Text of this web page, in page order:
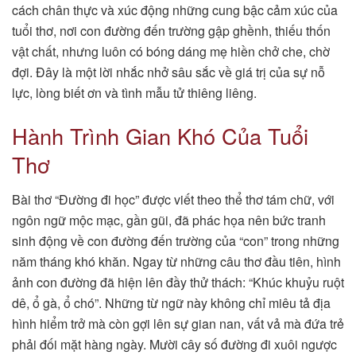
cách chân thực và xúc động những cung bậc cảm xúc của
tuổi thơ, nơi con đường đến trường gập ghềnh, thiếu thốn
vật chất, nhưng luôn có bóng dáng mẹ hiền chở che, chờ
đợi. Đây là một lời nhắc nhở sâu sắc về giá trị của sự nỗ
lực, lòng biết ơn và tình mẫu tử thiêng liêng.
Hành Trình Gian Khó Của Tuổi
Thơ
Bài thơ “Đường đi học” được viết theo thể thơ tám chữ, với
ngôn ngữ mộc mạc, gần gũi, đã phác họa nên bức tranh
sinh động về con đường đến trường của “con” trong những
năm tháng khó khăn. Ngay từ những câu thơ đầu tiên, hình
ảnh con đường đã hiện lên đầy thử thách: “Khúc khuỷu ruột
dê, ổ gà, ổ chó”. Những từ ngữ này không chỉ miêu tả địa
hình hiểm trở mà còn gợi lên sự gian nan, vất vả mà đứa trẻ
phải đối mặt hàng ngày. Mười cây số đường đi xuôi ngược